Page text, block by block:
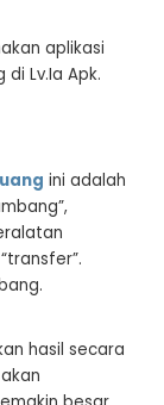
aplikasi
Lv.Ia Apk.
ini adalah
hasil secara